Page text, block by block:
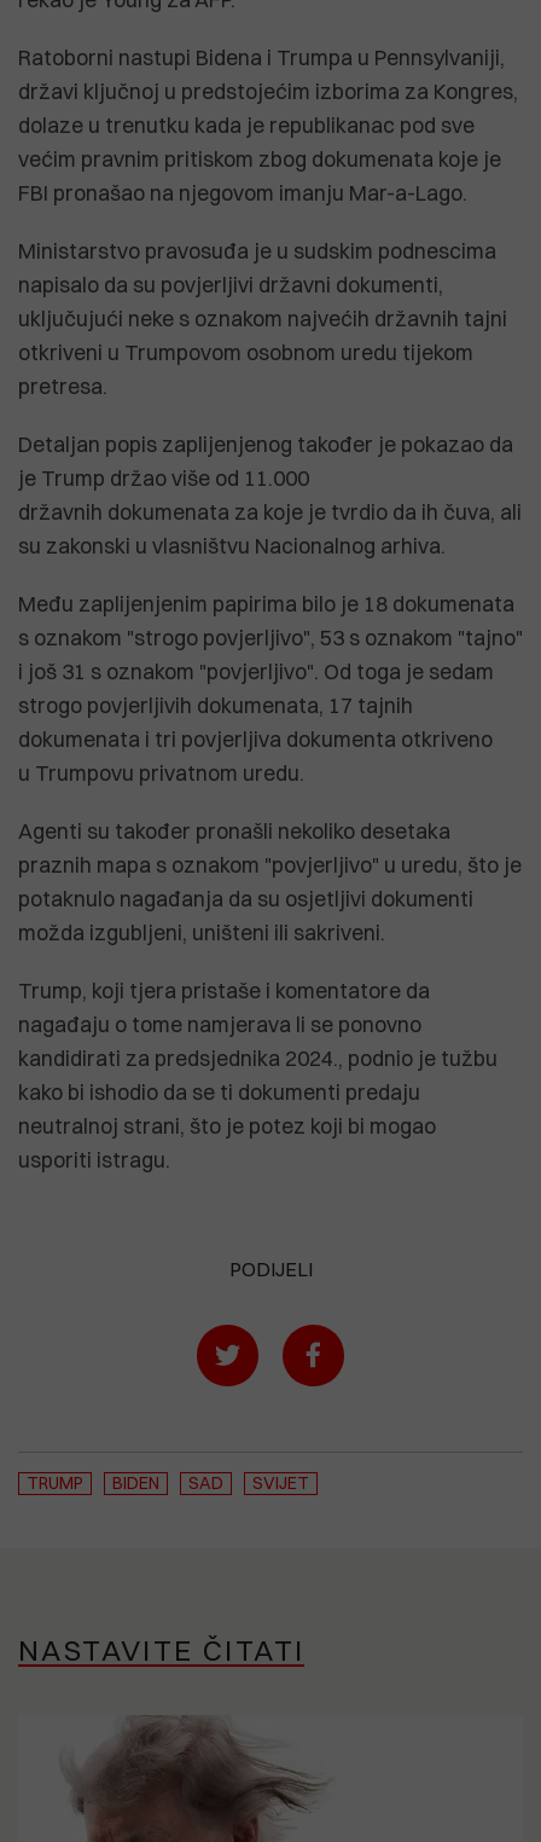
Ratoborni nastupi Bidena i Trumpa u Pennsylvaniji,
državi ključnoj u predstojećim izborima za Kongres,
dolaze u trenutku kada je republikanac pod sve
većim pravnim pritiskom zbog dokumenata koje je
FBI pronašao na njegovom imanju Mar-a-Lago.
Ministarstvo pravosuđa je u sudskim podnescima
napisalo da su povjerljivi državni dokumenti,
uključujući neke s oznakom najvećih državnih tajni
otkriveni u Trumpovom osobnom uredu tijekom
pretresa.
Detaljan popis zaplijenjenog također je pokazao da
je Trump držao više od 11.000
državnih dokumenata za koje je tvrdio da ih čuva, ali
su zakonski u vlasništvu Nacionalnog arhiva.
Među zaplijenjenim papirima bilo je 18 dokumenata
s oznakom "strogo povjerljivo", 53 s oznakom "tajno"
i još 31 s oznakom "povjerljivo". Od toga je sedam
strogo povjerljivih dokumenata, 17 tajnih
dokumenata i tri povjerljiva dokumenta otkriveno
u Trumpovu privatnom uredu.
Agenti su također pronašli nekoliko desetaka
praznih mapa s oznakom "povjerljivo" u uredu, što je
potaknulo nagađanja da su osjetljivi dokumenti
možda izgubljeni, uništeni ili sakriveni.
Trump, koji tjera pristaše i komentatore da
nagađaju o tome namjerava li se ponovno
kandidirati za predsjednika 2024., podnio je tužbu
kako bi ishodio da se ti dokumenti predaju
neutralnoj strani, što je potez koji bi mogao
usporiti istragu.
PODIJELI
TRUMP BIDEN SAD SVIJET
NASTAVITE ČITATI